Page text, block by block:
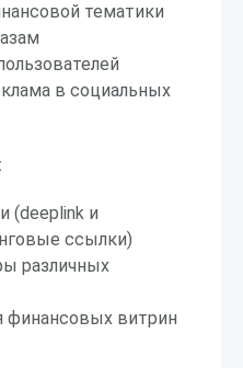
тематики
в социальных
(deeplink и
ссылки)
различных
витрин